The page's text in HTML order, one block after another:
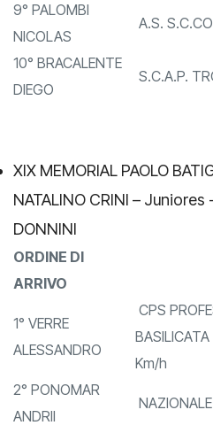
9° PALOMBI
NICOLAS
A.S.
10° BRACALENTE
DIEGO
S.C.A.P.
XIX MEMORIAL PAOLO
NATALINO CRINI – Juniores
DONNINI
ORDINE DI
ARRIVO
1° VERRE
ALESSANDRO
CPS
Km/h
2° PONOMAR
ANDRII